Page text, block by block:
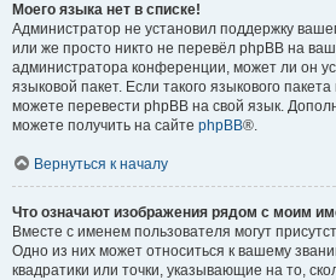
Моего языка нет в списке!
Администратор не установил поддержку
или же просто никто не перевёл phpBB на
администратора конференции, может ли он
языковой пакет. Если такого языкового
можете перевести phpBB на свой язык.
можете получить на сайте phpBB®.
Вернуться к началу
Что означают изображения рядом с моим
Вместе с именем пользователя могут
Одно из них может относиться к вашему
квадратики или точки, указывающие на то,